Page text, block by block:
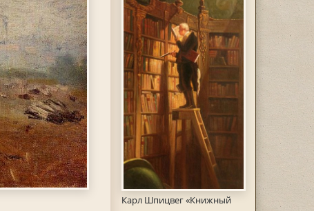
Карл Шпицвег «Книжный